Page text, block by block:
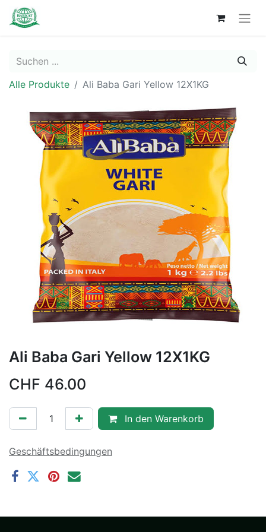
Alle Produkte Ali Baba Gari Yellow 12X1KG
Ali Baba Gari Yellow 12X1KG
CHF 46.00
In den Warenkorb
Geschäftsbedingungen